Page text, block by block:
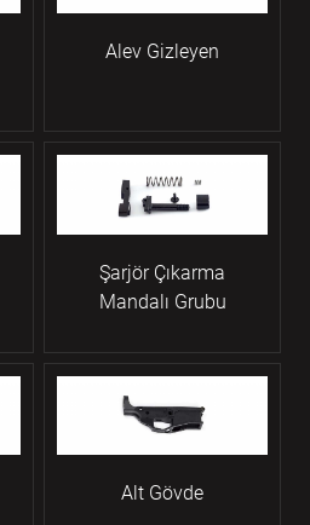
Alev Gizleyen
Şarjör Çıkarma
Mandalı Grubu
Alt Gövde